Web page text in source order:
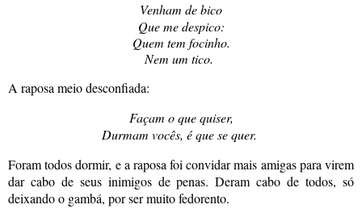
Venham de bico
Que me despico:
Quem tem focinho.
Nem um tico.
A raposa meio desconfiada:
Façam o que quiser,
Durmam vocês, é que se quer.
Foram todos dormir, e a raposa foi convidar mais amigas para virem
dar cabo de seus inimigos de penas. Deram cabo de todos, só
deixando o gambá, por ser muito fedorento.